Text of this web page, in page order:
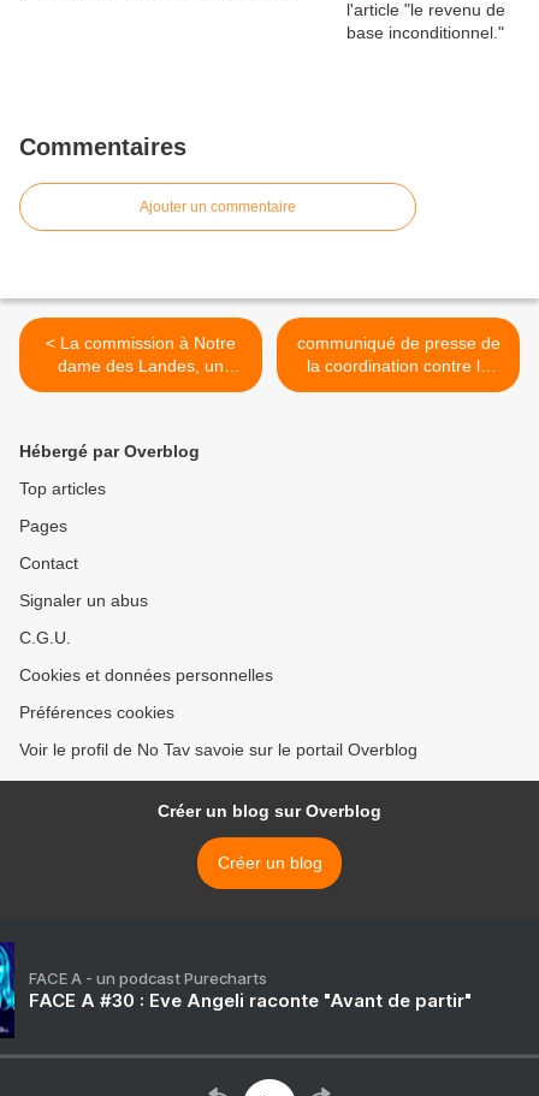
Commentaires
Ajouter un commentaire
< La commission à Notre
dame des Landes, un
parallèle avec l'observatoire
communiqué de presse de
la coordination contre le
Lyon Turin du 29-11 et
Hébergé par Overblog
Top articles
Pages
Contact
Signaler un abus
C.G.U.
Cookies et données personnelles
Préférences cookies
Voir le profil de No Tav savoie sur le portail Overblog
Créer un blog sur Overblog
Créer un blog
FACE A - un podcast Purecharts
FACE A #30 : Eve Angeli raconte "Avant de partir"